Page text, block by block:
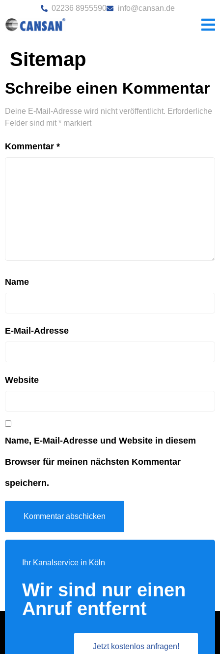
02236 8955590 info@cansan.de
Sitemap
Schreibe einen Kommentar
Deine E-Mail-Adresse wird nicht veröffentlicht. Erforderliche
Felder sind mit * markiert
Kommentar *
Name
E-Mail-Adresse
Website
Name, E-Mail-Adresse und Website in diesem
Browser für meinen nächsten Kommentar
speichern.
Ihr Kanalservice in Köln
Wir sind nur einen
Anruf entfernt
Jetzt kostenlos anfragen!